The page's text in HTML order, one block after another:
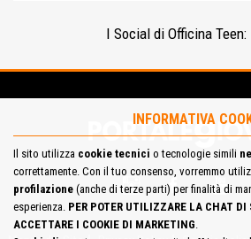
I Social di Officina Teen:
INFORMATIVA
Il sito utilizza cookie tecnici o tecnologie simili
correttamente. Con il tuo consenso, vorremmo
profilazione (anche di terze parti) per finalità di
esperienza. PER POTER UTILIZZARE LA CHAT DI
ACCETTARE I COOKIE DI MARKETING.